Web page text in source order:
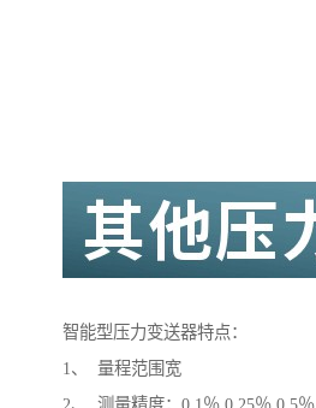
智能型压力变送器特点：
1、 量程范围宽